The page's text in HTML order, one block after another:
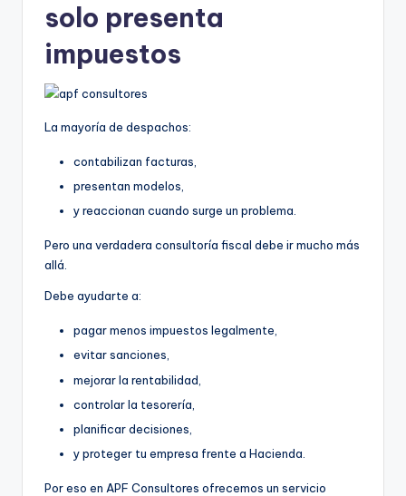
solo presenta
impuestos
La mayoría de despachos:
contabilizan facturas,
presentan modelos,
y reaccionan cuando surge un problema.
Pero una verdadera consultoría fiscal debe ir mucho más
allá.
Debe ayudarte a:
pagar menos impuestos legalmente,
evitar sanciones,
mejorar la rentabilidad,
controlar la tesorería,
planificar decisiones,
y proteger tu empresa frente a Hacienda.
Por eso en APF Consultores ofrecemos un servicio